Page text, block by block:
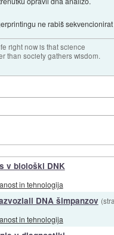
ne rabiš
right now is that science
than society gathers wisdom.
v biološki DNK
in tehnologija
DNA šimpanzov
in tehnologija